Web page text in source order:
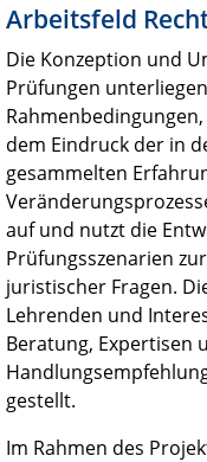
Arbeitsfeld
Die Konzeption und
Prüfungen
dem Eindruck der in
gesammelten
auf und nutzt die
Prüfungsszenarien
juristischer Fragen.
Lehrenden und
Beratung, Expertisen
gestellt.
Im Rahmen des